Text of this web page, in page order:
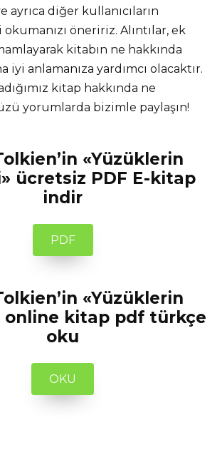
ayrıca diğer kullanıcıların
öneririz. Alıntılar, ek
kitabın ne hakkında
anlamanıza yardımcı olacaktır.
kitap hakkında ne
yorumlarda bizimle paylaşın!
«Yüzüklerin
ücretsiz PDF E-kitap
indir
PDF
«Yüzüklerin
online kitap pdf türkçe
oku
OKU